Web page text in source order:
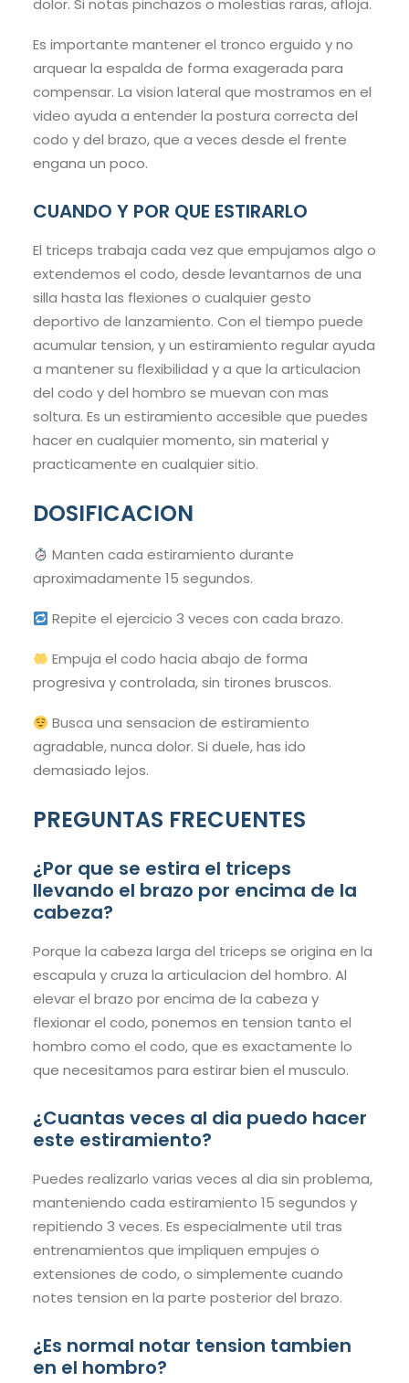
dolor. Si notas pinchazos o molestias raras, afloja.
Es importante mantener el tronco erguido y no
arquear la espalda de forma exagerada para
compensar. La vision lateral que mostramos en el
video ayuda a entender la postura correcta del
codo y del brazo, que a veces desde el frente
engana un poco.
CUANDO Y POR QUE ESTIRARLO
El triceps trabaja cada vez que empujamos algo o
extendemos el codo, desde levantarnos de una
silla hasta las flexiones o cualquier gesto
deportivo de lanzamiento. Con el tiempo puede
acumular tension, y un estiramiento regular ayuda
a mantener su flexibilidad y a que la articulacion
del codo y del hombro se muevan con mas
soltura. Es un estiramiento accesible que puedes
hacer en cualquier momento, sin material y
practicamente en cualquier sitio.
DOSIFICACION
Manten cada estiramiento durante
aproximadamente 15 segundos.
Repite el ejercicio 3 veces con cada brazo.
Empuja el codo hacia abajo de forma
progresiva y controlada, sin tirones bruscos.
Busca una sensacion de estiramiento
agradable, nunca dolor. Si duele, has ido
demasiado lejos.
PREGUNTAS FRECUENTES
¿Por que se estira el triceps
llevando el brazo por encima de la
cabeza?
Porque la cabeza larga del triceps se origina en la
escapula y cruza la articulacion del hombro. Al
elevar el brazo por encima de la cabeza y
flexionar el codo, ponemos en tension tanto el
hombro como el codo, que es exactamente lo
que necesitamos para estirar bien el musculo.
¿Cuantas veces al dia puedo hacer
este estiramiento?
Puedes realizarlo varias veces al dia sin problema,
manteniendo cada estiramiento 15 segundos y
repitiendo 3 veces. Es especialmente util tras
entrenamientos que impliquen empujes o
extensiones de codo, o simplemente cuando
notes tension en la parte posterior del brazo.
¿Es normal notar tension tambien
en el hombro?